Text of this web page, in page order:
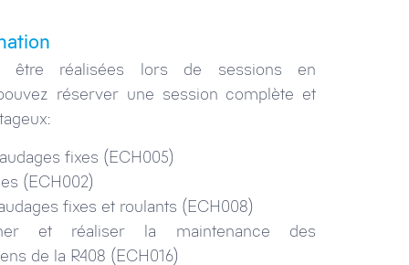
être réalisées lors de sessions en
réserver une session complète et
fixes (ECH005)
(ECH002)
fixes et roulants (ECH008)
et réaliser la maintenance des
de la R408 (ECH016)